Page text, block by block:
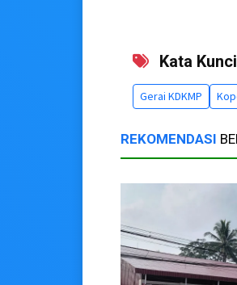
Kata
Gerai KDKMP
REKOMENDASI